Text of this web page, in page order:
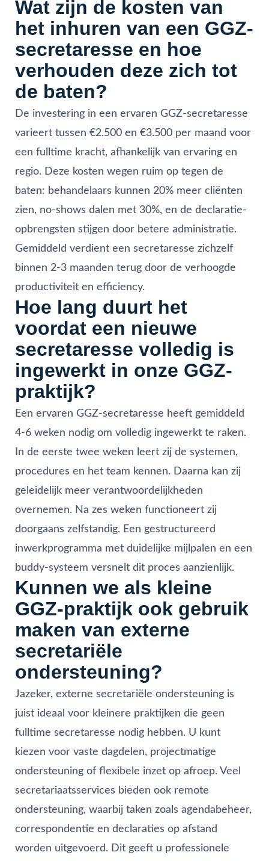
Wat zijn de kosten van
het inhuren van een GGZ-
secretaresse en hoe
verhouden deze zich tot
de baten?
De investering in een ervaren GGZ-secretaresse
varieert tussen €2.500 en €3.500 per maand voor
een fulltime kracht, afhankelijk van ervaring en
regio. Deze kosten wegen ruim op tegen de
baten: behandelaars kunnen 20% meer cliënten
zien, no-shows dalen met 30%, en de declaratie-
opbrengsten stijgen door betere administratie.
Gemiddeld verdient een secretaresse zichzelf
binnen 2-3 maanden terug door de verhoogde
productiviteit en efficiency.
Hoe lang duurt het
voordat een nieuwe
secretaresse volledig is
ingewerkt in onze GGZ-
praktijk?
Een ervaren GGZ-secretaresse heeft gemiddeld
4-6 weken nodig om volledig ingewerkt te raken.
In de eerste twee weken leert zij de systemen,
procedures en het team kennen. Daarna kan zij
geleidelijk meer verantwoordelijkheden
overnemen. Na zes weken functioneert zij
doorgaans zelfstandig. Een gestructureerd
inwerkprogramma met duidelijke mijlpalen en een
buddy-systeem versnelt dit proces aanzienlijk.
Kunnen we als kleine
GGZ-praktijk ook gebruik
maken van externe
secretariële
ondersteuning?
Jazeker, externe secretariële ondersteuning is
juist ideaal voor kleinere praktijken die geen
fulltime secretaresse nodig hebben. U kunt
kiezen voor vaste dagdelen, projectmatige
ondersteuning of flexibele inzet op afroep. Veel
secretariaatsservices bieden ook remote
ondersteuning, waarbij taken zoals agendabeheer,
correspondentie en declaraties op afstand
worden uitgevoerd. Dit geeft u professionele